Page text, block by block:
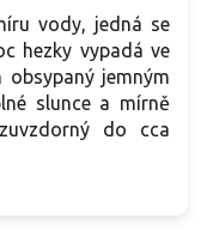
vody, jedná se
hezky vypadá ve
obsypaný jemným
slunce a mírně
do cca